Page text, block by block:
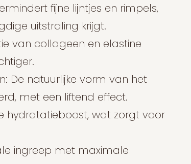
fijne lijntjes en rimpels,
uitstraling krijgt.
van collageen en elastine
De natuurlijke vorm van het
met een liftend effect.
hydratatieboost, wat zorgt voor
ingreep met maximale